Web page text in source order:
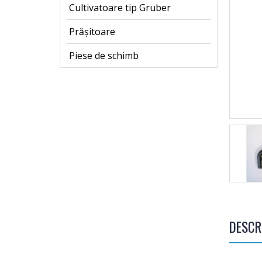
Cultivatoare tip Gruber
Prășitoare
Piese de schimb